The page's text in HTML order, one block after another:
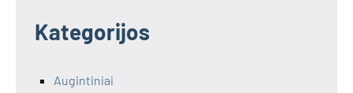
Kategorijos
Augintiniai